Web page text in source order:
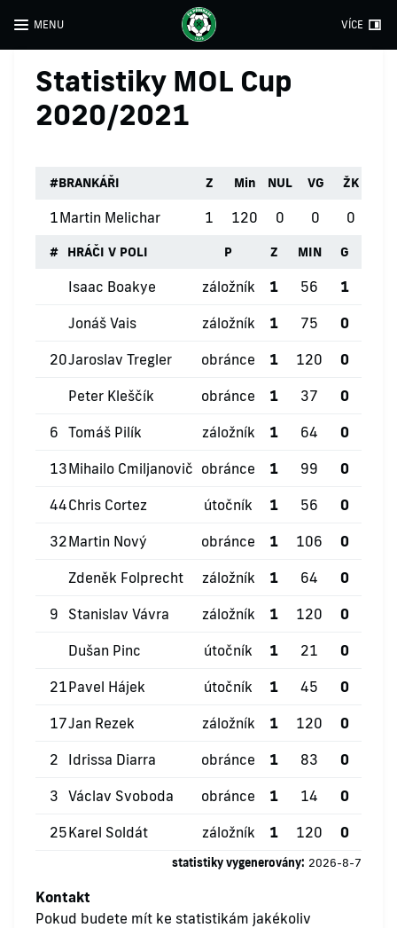
MENU VÍCE
Statistiky MOL Cup
2020/2021
#BRANKÁŘI Z Min NUL VG ŽK
1Martin Melichar 1 120 0 0 0
# HRÁČI V POLI P Z MIN G
Isaac Boakye záložník 1 56 1
Jonáš Vais záložník 1 75 0
20Jaroslav Tregler obránce 1 120 0
Peter Kleščík obránce 1 37 0
6 Tomáš Pilík záložník 1 64 0
13Mihailo Cmiljanovič obránce 1 99 0
44Chris Cortez útočník 1 56 0
32Martin Nový obránce 1 106 0
Zdeněk Folprecht záložník 1 64 0
9 Stanislav Vávra záložník 1 120 0
Dušan Pinc útočník 1 21 0
21Pavel Hájek útočník 1 45 0
17Jan Rezek záložník 1 120 0
2 Idrissa Diarra obránce 1 83 0
3 Václav Svoboda obránce 1 14 0
25Karel Soldát záložník 1 120 0
statistiky vygenerovány: 2026-8-7
Kontakt
Pokud budete mít ke statistikám jakékoliv